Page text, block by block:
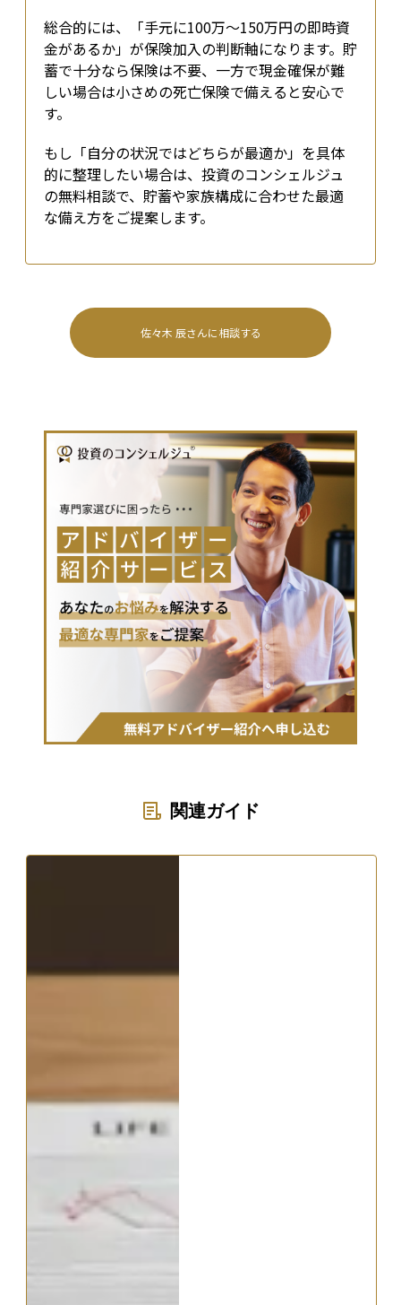
総合的には、「手元に100万〜150万円の即時資
金があるか」が保険加入の判断軸になります。貯
蓄で十分なら保険は不要、一方で現金確保が難
しい場合は小さめの死亡保険で備えると安心で
す。
もし「自分の状況ではどちらが最適か」を具体
的に整理したい場合は、投資のコンシェルジュ
の無料相談で、貯蓄や家族構成に合わせた最適
な備え方をご提案します。
佐々木 辰さんに相談する
関連ガイド